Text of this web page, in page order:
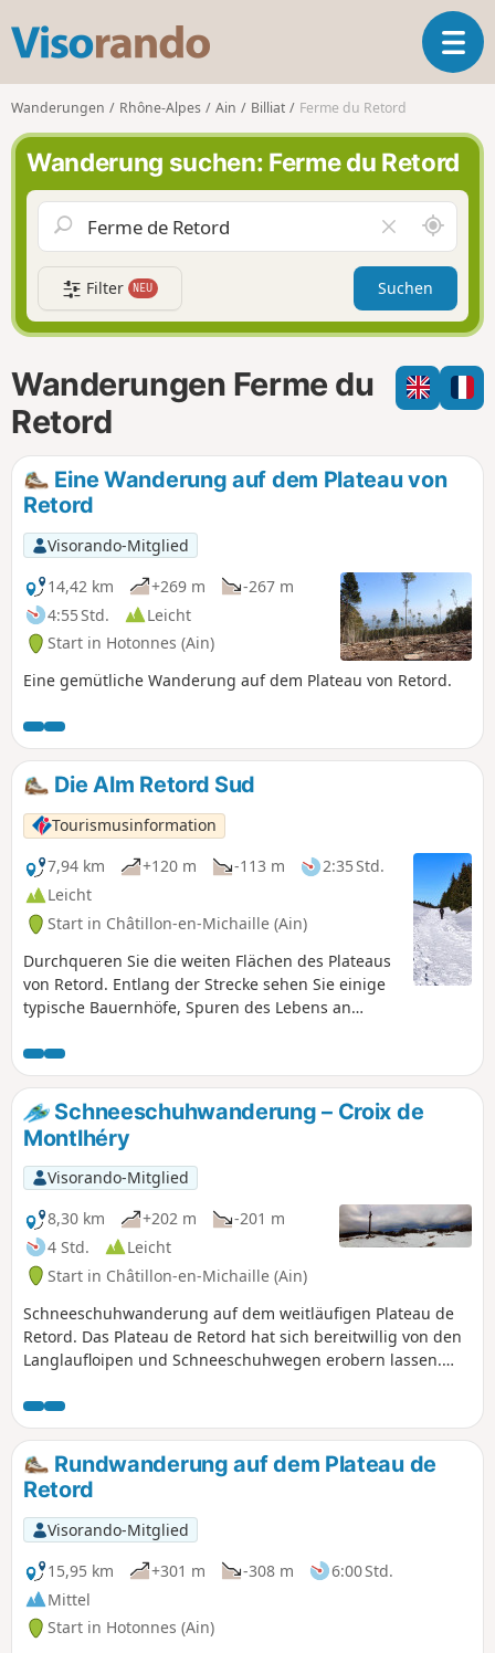
s
o
r
a
n
d
o
T
o
e
n
i
a
t
o
n
Wanderungen Rhône-Alpes Ain Billiat Ferme du Retord
Wanderung suchen: Ferme du Retord
e
l
d
l
e
e
e
S
c
h
u
m
i
h
m
Filter NEU Suchen
Wanderungen Ferme du
Retord
Eine Wanderung auf dem Plateau von
Retord
Visorando-Mitglied
14,42 km
+269 m
-267 m
4:55 Std.
Leicht
Start in Hotonnes (Ain)
Eine gemütliche Wanderung auf dem Plateau von Retord.
Die Alm Retord Sud
Tourismusinformation
7,94 km
+120 m -113 m
2:35 Std.
Leicht
Start in Châtillon-en-Michaille (Ain)
Durchqueren Sie die weiten Flächen des Plateaus
von Retord. Entlang der Strecke sehen Sie einige
typische Bauernhöfe, Spuren des Lebens an
Schneeschuhwanderung – Croix de
Montlhéry
Visorando-Mitglied
8,30 km
+202 m
-201 m
4 Std.
Leicht
Start in Châtillon-en-Michaille (Ain)
Schneeschuhwanderung auf dem weitläufigen Plateau de
Retord. Das Plateau de Retord hat sich bereitwillig von den
Langlaufloipen und Schneeschuhwegen erobern lassen.
Plateau de Retord ausgedehnte Wanderungen ohne große
Höhenunterschiede.
Rundwanderung auf dem Plateau de
Retord
Visorando-Mitglied
15,95 km
+301 m -308 m
6:00 Std.
Mittel
Start in Hotonnes (Ain)